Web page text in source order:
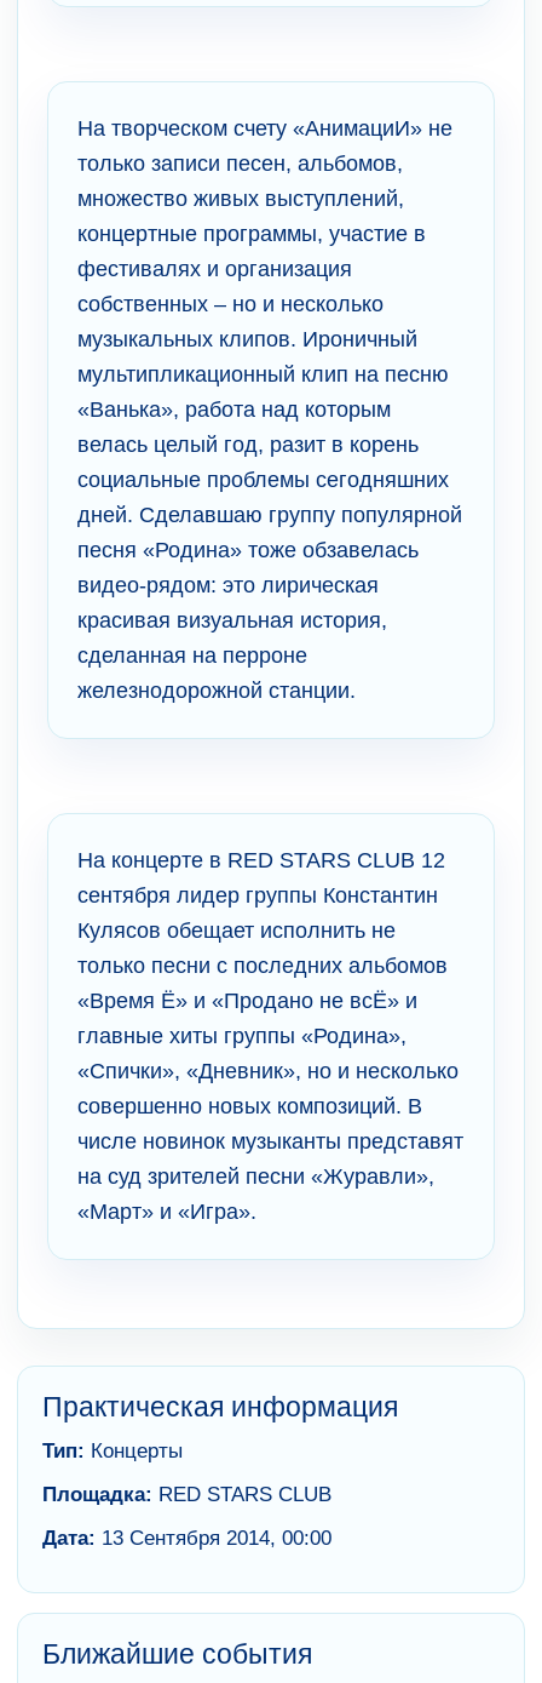
На творческом счету «АнимациИ» не
только записи песен, альбомов,
множество живых выступлений,
концертные программы, участие в
фестивалях и организация
собственных – но и несколько
музыкальных клипов. Ироничный
мультипликационный клип на песню
«Ванька», работа над которым
велась целый год, разит в корень
социальные проблемы сегодняшних
дней. Сделавшаю группу популярной
песня «Родина» тоже обзавелась
видео-рядом: это лирическая
красивая визуальная история,
сделанная на перроне
железнодорожной станции.
На концерте в RED STARS CLUB 12
сентября лидер группы Константин
Кулясов обещает исполнить не
только песни с последних альбомов
«Время Ё» и «Продано не всЁ» и
главные хиты группы «Родина»,
«Спички», «Дневник», но и несколько
совершенно новых композиций. В
числе новинок музыканты представят
на суд зрителей песни «Журавли»,
«Март» и «Игра».
Практическая информация
Тип: Концерты
Площадка: RED STARS CLUB
Дата: 13 Сентября 2014, 00:00
Ближайшие события